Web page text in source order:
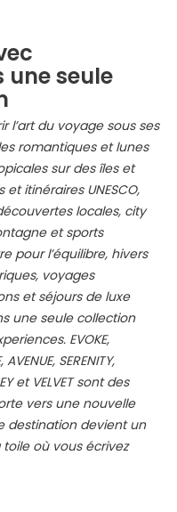
une seule
l’art du voyage sous ses
romantiques et lunes
sur des îles et
itinéraires UNESCO,
locales, city
et sports
pour l’équilibre, hivers
voyages
et séjours de luxe
une seule collection
EVOKE,
SERENITY,
et VELVET sont des
vers une nouvelle
destination devient un
où vous écrivez